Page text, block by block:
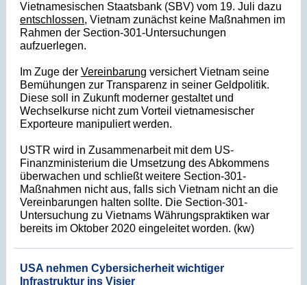
Vietnamesischen Staatsbank (SBV) vom 19. Juli dazu
entschlossen, Vietnam zunächst keine Maßnahmen im
Rahmen der Section-301-Untersuchungen
aufzuerlegen.
Im Zuge der Vereinbarung versichert Vietnam seine
Bemühungen zur Transparenz in seiner Geldpolitik.
Diese soll in Zukunft moderner gestaltet und
Wechselkurse nicht zum Vorteil vietnamesischer
Exporteure manipuliert werden.
USTR wird in Zusammenarbeit mit dem US-
Finanzministerium die Umsetzung des Abkommens
überwachen und schließt weitere Section-301-
Maßnahmen nicht aus, falls sich Vietnam nicht an die
Vereinbarungen halten sollte. Die Section-301-
Untersuchung zu Vietnams Währungspraktiken war
bereits im Oktober 2020 eingeleitet worden. (kw)
USA nehmen Cybersicherheit wichtiger
Infrastruktur ins Visier